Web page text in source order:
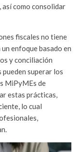
así como consolidar
fiscales no tiene
enfoque basado en
y conciliación
superar los
MiPyMEs de
estas prácticas,
lo cual